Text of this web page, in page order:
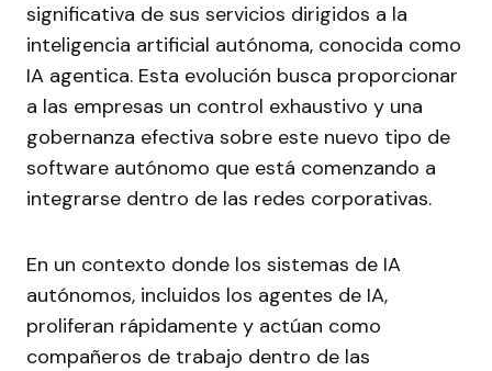
significativa de sus servicios dirigidos a la
inteligencia artificial autónoma, conocida como
IA agentica. Esta evolución busca proporcionar
a las empresas un control exhaustivo y una
gobernanza efectiva sobre este nuevo tipo de
software autónomo que está comenzando a
integrarse dentro de las redes corporativas.
En un contexto donde los sistemas de IA
autónomos, incluidos los agentes de IA,
proliferan rápidamente y actúan como
compañeros de trabajo dentro de las